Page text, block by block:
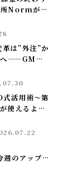
Normがユ
は”外注”か
——GMO熊
を書く
活用術～第
えるよう
けを考え直
手を動か
のアップデ